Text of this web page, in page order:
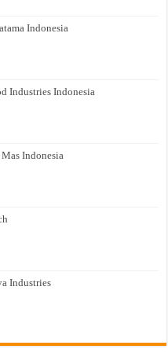
Indonesia
Industries Indonesia
Indonesia
Industries